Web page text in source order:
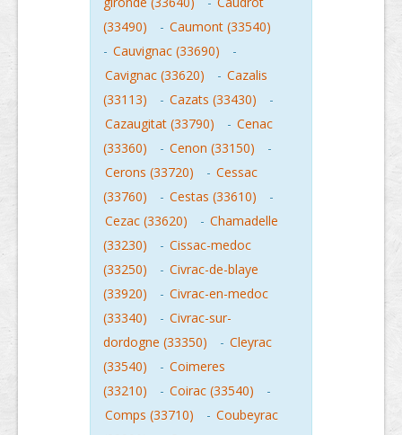
(33490)
- Caumont (33540)
- Cauvignac (33690)
-
Cavignac (33620)
- Cazalis
(33113)
- Cazats (33430)
-
Cazaugitat (33790)
- Cenac
(33360)
- Cenon (33150)
-
Cerons (33720)
- Cessac
(33760)
- Cestas (33610)
-
Cezac (33620)
- Chamadelle
(33230)
- Cissac-medoc
(33250)
- Civrac-de-blaye
(33920)
- Civrac-en-medoc
(33340)
- Civrac-sur-
dordogne (33350)
- Cleyrac
(33540)
- Coimeres
(33210)
- Coirac (33540)
-
Comps (33710)
- Coubeyrac